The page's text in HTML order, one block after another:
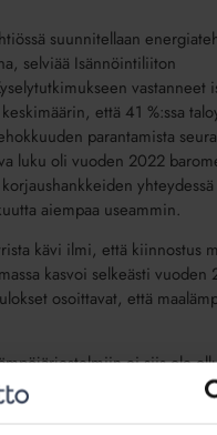
suunnitellaan
selviää Isännöintiliiton
vastanneet
että 41 %:ssa
parantamista
luku oli vuoden 2022
aiempaa useammin.
kävi ilmi, että kiinnostus
kasvoi selkeästi vuoden
osoittavat, että
ei siis ole
vaan kyseessä on
ei